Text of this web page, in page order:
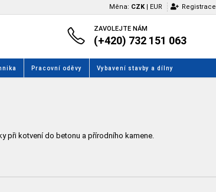
Měna: CZK | EUR Registrace
ZAVOLEJTE NÁM
(+420) 732 151 063
Pracovní oděvy Vybavení stavby a dílny
při kotvení do betonu a přírodního kamene.